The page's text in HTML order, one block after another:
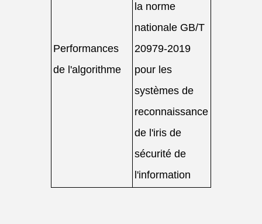
Performances
de l'algorithme
la norme
nationale GB/T
20979-2019
pour les
systèmes de
reconnaissance
de l'iris de
sécurité de
l'information